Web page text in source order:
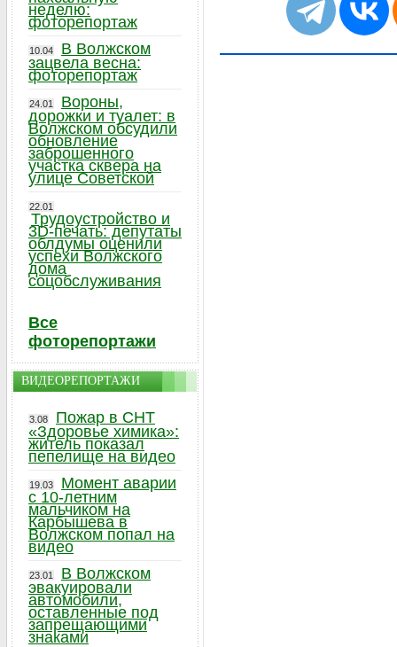
неделю:
фоторепортаж
10.04
В Волжском
зацвела весна:
фоторепортаж
24.01
Вороны,
дорожки и туалет: в
Волжском обсудили
обновление
заброшенного
участка сквера на
улице Советской
22.01
Трудоустройство и
3D-печать: депутаты
облдумы оценили
успехи Волжского
дома
соцобслуживания
Все
фоторепортажи
ВИДЕОРЕПОРТАЖИ
3.08
Пожар в СНТ
«Здоровье химика»:
житель показал
пепелище на видео
19.03
Момент аварии
с 10-летним
мальчиком на
Карбышева в
Волжском попал на
видео
23.01
В Волжском
эвакуировали
автомобили,
оставленные под
запрещающими
знаками